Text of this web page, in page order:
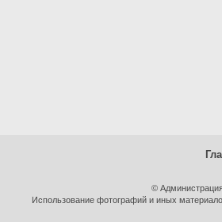
©
Использование фотографий и иных